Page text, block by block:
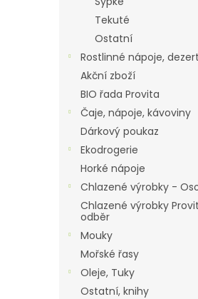
Tekuté
Ostatní
Rostlinné nápoje,
Akční zboží
BIO řada Provita
Čaje, nápoje, kávoviny
Dárkový poukaz
Ekodrogerie
Horké nápoje
Chlazené výrobky -
Chlazené výrobky
odběr
Mouky
Mořské řasy
Oleje, Tuky
Ostatní, knihy